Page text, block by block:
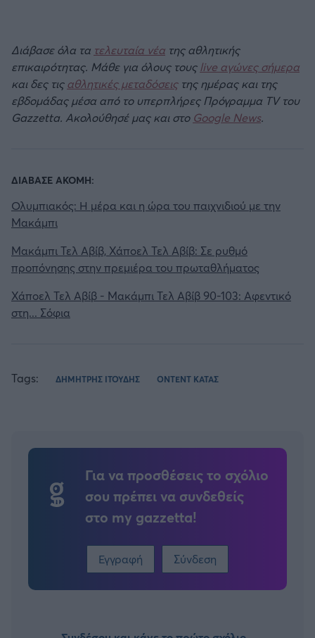
Διάβασε όλα τα τελευταία νέα της αθλητικής
επικαιρότητας. Μάθε για όλους τους live αγώνες σήμερα
και δες τιςαθλητικές μεταδόσειςτης ημέρας και της
εβδομάδας μέσα από το υπερπλήρες Πρόγραμμα TV του
Gazzetta. Ακολούθησέ μας και στο Google News.
ΔΙΑΒΑΣΕ ΑΚΟΜΗ:
Ολυμπιακός: Η μέρα και η ώρα του παιχνιδιού με την
Μακάμπι
Μακάμπι Τελ Αβίβ, Χάποελ Τελ Αβίβ: Σε ρυθμό
προπόνησης στην πρεμιέρα του πρωταθλήματος
Χάποελ Τελ Αβίβ - Μακάμπι Τελ Αβίβ 90-103: Αφεντικό
στη... Σόφια
Tags: ΔΗΜΗΤΡΗΣ ΙΤΟΥΔΗΣ ΟΝΤΕΝΤ ΚΑΤΑΣ
Για να προσθέσεις το σχόλιο
σου πρέπει να συνδεθείς
στο my gazzetta!
Εγγραφή Σύνδεση